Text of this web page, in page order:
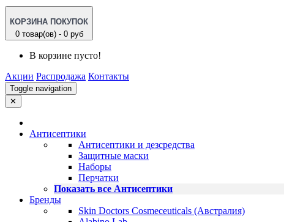
КОРЗИНА ПОКУПОК
0 товар(ов) - 0 руб
В корзине пусто!
Акции Распродажа Контакты
Toggle navigation
✕
Антисептики
Антисептики и дезсредства
Защитные маски
Наборы
Перчатки
Показать все Антисептики
Бренды
Skin Doctors Cosmeceuticals (Австралия)